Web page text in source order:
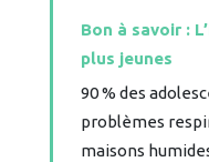
Bon à savoir :
plus jeunes
90 % des
problèmes
maisons